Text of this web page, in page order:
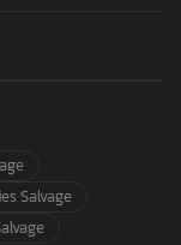
Salvage